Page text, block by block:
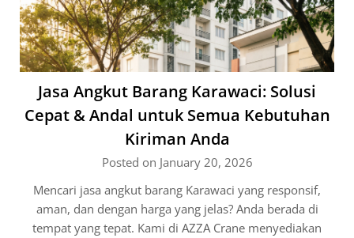
Jasa Angkut Barang Karawaci: Solusi
Cepat & Andal untuk Semua Kebutuhan
Kiriman Anda
Posted on January 20, 2026
Mencari jasa angkut barang Karawaci yang responsif,
aman, dan dengan harga yang jelas? Anda berada di
tempat yang tepat. Kami di AZZA Crane menyediakan